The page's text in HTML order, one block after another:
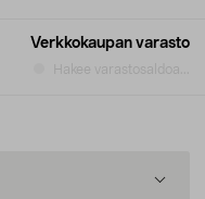
Verkkokaupan varasto
Hakee varastosaldoa...